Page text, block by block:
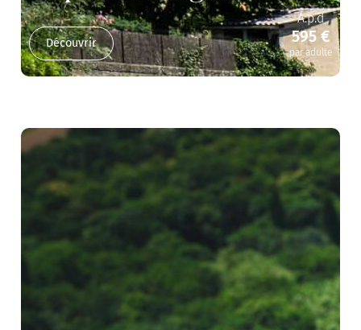
Découvrir
A.p.d
595 €
par adulte